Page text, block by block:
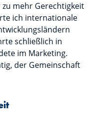
mehr Gerechtigkeit
ich internationale
schließlich in
im Marketing.
der Gemeinschaft